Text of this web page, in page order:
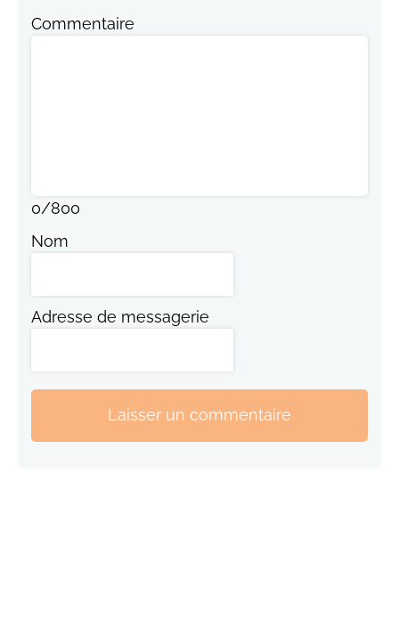
Commentaire
0/800
Nom
Adresse de messagerie
Laisser un commentaire